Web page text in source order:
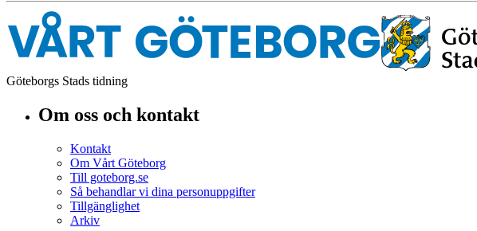
Göteborgs Stads tidning
Om oss och kontakt
Kontakt
Om Vårt Göteborg
Till goteborg.se
Så behandlar vi dina personuppgifter
Tillgänglighet
Arkiv